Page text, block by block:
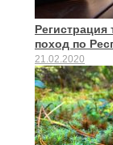
поход по
21.02.2020